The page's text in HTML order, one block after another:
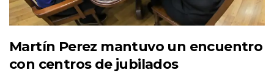
Martín Perez mantuvo un encuentro
con centros de jubilados